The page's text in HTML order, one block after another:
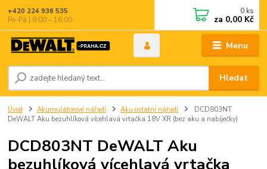
Menu
Hledat
+420 224 936 535
Po–Pá | 9:00 – 16:00
0 ks
za 0,00 Kč
Úvod Akumulátorové nářadí Aku ostatní nářadí
DCD803NT
DeWALT Aku bezuhlíková vícehlavá vrtačka 18V XR (bez aku a nabíječky)
DCD803NT DeWALT Aku
bezuhlíková vícehlavá vrtačka